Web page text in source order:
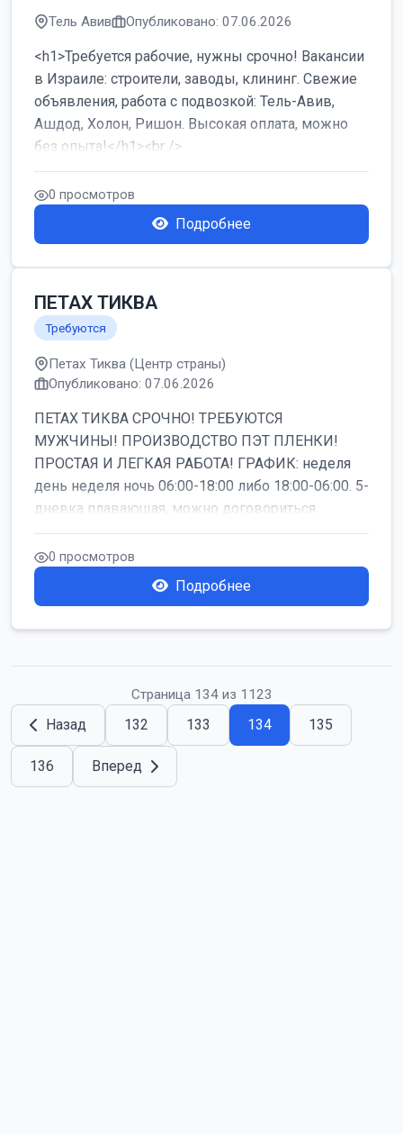
Тель Авив Опубликовано: 07.06.2026
<h1>Требуется рабочие, нужны срочно! Вакансии
в Израиле: строители, заводы, клининг. Свежие
объявления, работа с подвозкой: Тель-Авив,
Ашдод, Холон, Ришон. Высокая оплата, можно
без опыта!</h1><br />
...
0 просмотров
Подробнее
ПЕТАХ ТИКВА
Требуются
Петах Тиква (Центр страны)
Опубликовано: 07.06.2026
ПЕТАХ ТИКВА СРОЧНО! ТРЕБУЮТСЯ
МУЖЧИНЫ! ПРОИЗВОДСТВО ПЭТ ПЛЕНКИ!
ПРОСТАЯ И ЛЕГКАЯ РАБОТА! ГРАФИК: неделя
день неделя ночь 06:00-18:00 либо 18:00-06:00. 5-
дневка плавающая, можно договориться
работать б...
0 просмотров
Подробнее
Страница 134 из 1123
Назад 132 133 134 135
136 Вперед